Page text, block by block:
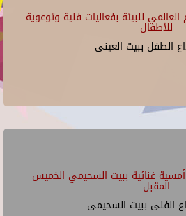
للبيئة بفعاليات فنية وتوعوية
للأطفال
الطفل ببيت العينى
غنائية ببيت السحيمي الخميس
المقبل
الفنى ببيت السحيمى